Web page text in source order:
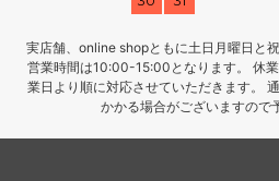
実店舗、online shopともに土日月曜日と
営業時間は10:00-15:00となります。 休
業日より順に対応させていただきます。
かかる場合がございますので